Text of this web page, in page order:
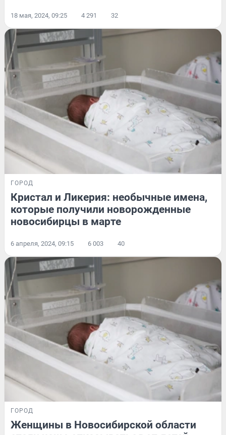
18 мая, 2024, 09:25 4 291 32
ГОРОД
Кристал и Ликерия: необычные имена,
которые получили новорожденные
новосибирцы в марте
6 апреля, 2024, 09:15 6 003 40
ГОРОД
Женщины в Новосибирской области